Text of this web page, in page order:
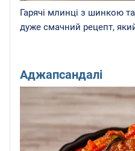
Гарячі млинці з шинкою
дуже смачний рецепт,
Аджапсандалі